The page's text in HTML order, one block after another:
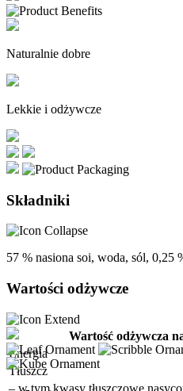
Naturalnie dobre
Lekkie i odżywcze
Składniki
57 % nasiona soi, woda, sól, 0,25
Wartości odżywcze
Wartość odżywcza
Energia
Tłuszcz
– w tym kwasy tłuszczowe